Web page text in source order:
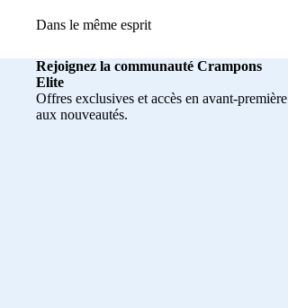
Dans le même esprit
Rejoignez la communauté Crampons
Elite
Offres exclusives et accès en avant-première
aux nouveautés.